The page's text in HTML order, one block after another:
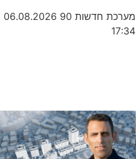
מערכת חדשות 90
06.08.2026
17:34